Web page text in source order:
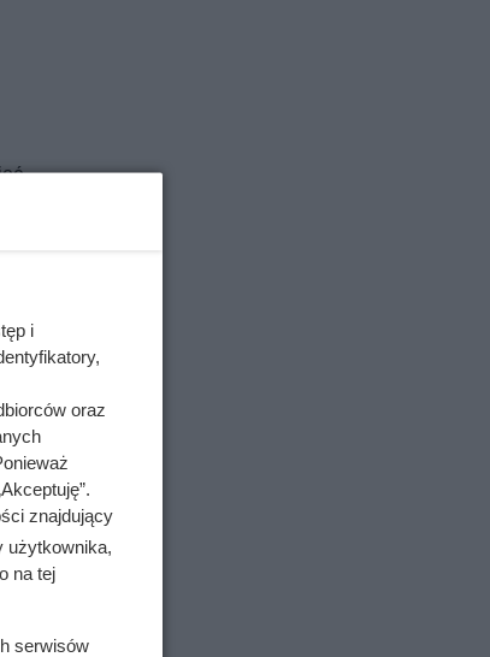
i
oraz
znajdujący
użytkownika,
na tej
serwisów